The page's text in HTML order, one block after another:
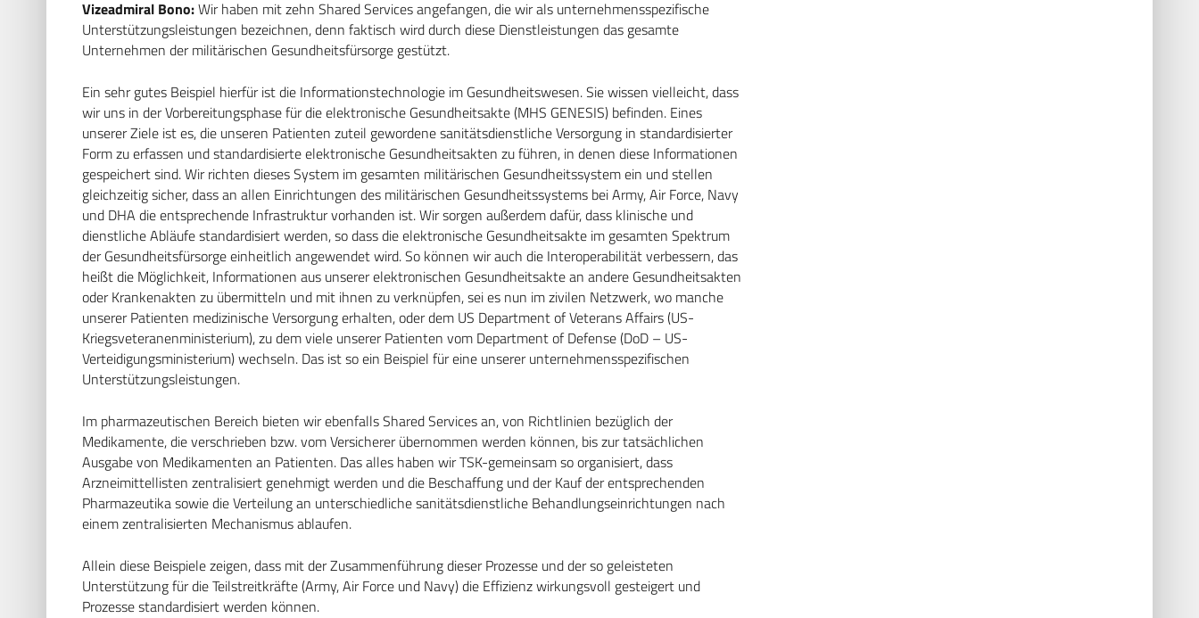
Vizeadmiral Bono:Wir haben mit zehn Shared Services angefangen, die wir als unternehmensspezifische
Unterstützungsleistungen bezeichnen, denn faktisch wird durch diese Dienstleistungen das gesamte
Unternehmen der militärischen Gesundheitsfürsorge gestützt.
Ein sehr gutes Beispiel hierfür ist die Informationstechnologie im Gesundheitswesen. Sie wissen vielleicht, dass
wir uns in der Vorbereitungsphase für die elektronische Gesundheitsakte (MHS GENESIS) befinden. Eines
unserer Ziele ist es, die unseren Patienten zuteil gewordene sanitätsdienstliche Versorgung in standardisierter
Form zu erfassen und standardisierte elektronische Gesundheitsakten zu führen, in denen diese Informationen
gespeichert sind. Wir richten dieses System im gesamten militärischen Gesundheitssystem ein und stellen
gleichzeitig sicher, dass an allen Einrichtungen des militärischen Gesundheitssystems bei Army, Air Force, Navy
und DHA die entsprechende Infrastruktur vorhanden ist. Wir sorgen außerdem dafür, dass klinische und
dienstliche Abläufe standardisiert werden, so dass die elektronische Gesundheitsakte im gesamten Spektrum
der Gesundheitsfürsorge einheitlich angewendet wird. So können wir auch die Interoperabilität verbessern, das
heißt die Möglichkeit, Informationen aus unserer elektronischen Gesundheitsakte an andere Gesundheitsakten
oder Krankenakten zu übermitteln und mit ihnen zu verknüpfen, sei es nun im zivilen Netzwerk, wo manche
unserer Patienten medizinische Versorgung erhalten, oder dem US Department of Veterans Affairs (US-
Kriegsveteranenministerium), zu dem viele unserer Patienten vom Department of Defense (DoD – US-
Verteidigungsministerium) wechseln. Das ist so ein Beispiel für eine unserer unternehmensspezifischen
Unterstützungsleistungen.
Im pharmazeutischen Bereich bieten wir ebenfalls Shared Services an, von Richtlinien bezüglich der
Medikamente, die verschrieben bzw. vom Versicherer übernommen werden können, bis zur tatsächlichen
Ausgabe von Medikamenten an Patienten. Das alles haben wir TSK-gemeinsam so organisiert, dass
Arzneimittellisten zentralisiert genehmigt werden und die Beschaffung und der Kauf der entsprechenden
Pharmazeutika sowie die Verteilung an unterschiedliche sanitätsdienstliche Behandlungseinrichtungen nach
einem zentralisierten Mechanismus ablaufen.
Allein diese Beispiele zeigen, dass mit der Zusammenführung dieser Prozesse und der so geleisteten
Unterstützung für die Teilstreitkräfte (Army, Air Force und Navy) die Effizienz wirkungsvoll gesteigert und
Prozesse standardisiert werden können.